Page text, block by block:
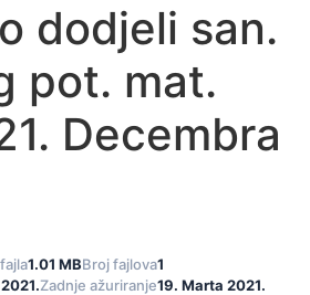
dodjeli san.
pot. mat.
Decembra
1.01 MBBroj fajlova1
Zadnje ažuriranje19. Marta 2021.